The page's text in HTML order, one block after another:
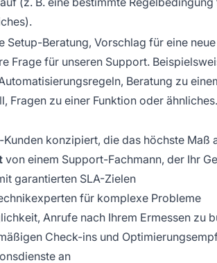
Setup-Beratung, Vorschlag für eine neue
Frage für unseren Support.
Beratung zu
Fragen zu einer Funktion oder ähnliches.
konzipiert, die das höchste
von einem Support-Fachmann, der Ihr
garantierten SLA-Zielen
für komplexe Probleme
Anrufe nach Ihrem Ermessen zu
Check-ins und
an